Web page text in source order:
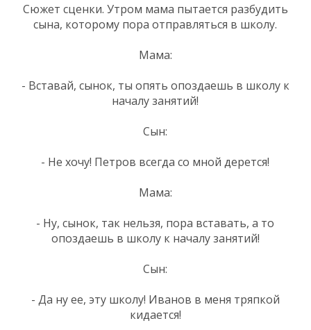
Сюжет сценки. Утром мама пытается разбудить
сына, которому пора отправляться в школу.
Мама:
- Вставай, сынок, ты опять опоздаешь в школу к
началу занятий!
Сын:
- Не хочу! Петров всегда со мной дерется!
Мама:
- Ну, сынок, так нельзя, пора вставать, а то
опоздаешь в школу к началу занятий!
Сын:
- Да ну ее, эту школу! Иванов в меня тряпкой
кидается!